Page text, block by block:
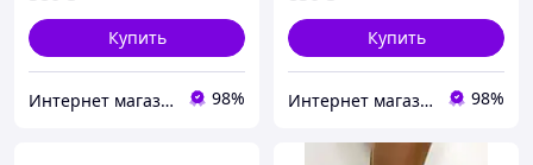
Купить
Интернет магазин "Ножки в одежке" 98%
Купить
Интернет магазин "Ножки в одежке" 98%